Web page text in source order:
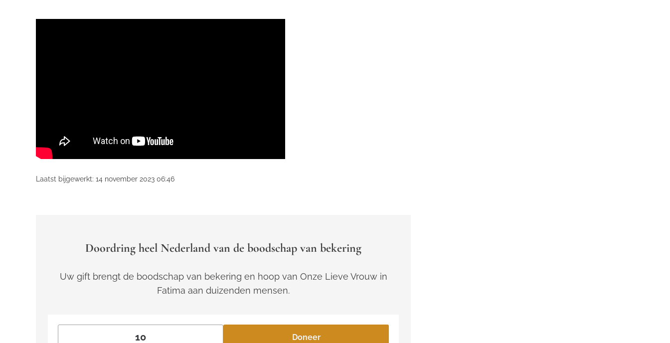
Laatst bijgewerkt: 14 november 2023 06:46
Doordring heel Nederland van de boodschap van bekering
Uw gift brengt de boodschap van bekering en hoop van Onze Lieve Vrouw in
Fatima aan duizenden mensen.
Doneer